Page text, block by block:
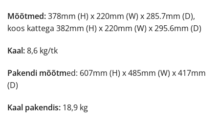
Mõõtmed:378mm (H) x 220mm (W) x 285.7mm (D),
koos kattega 382mm (H) x 220mm (W) x 295.6mm (D)
Kaal:8,6 kg/tk
Pakendi mõõtmed: 607mm (H) x 485mm (W) x 417mm
(D)
Kaal pakendis: 18,9 kg